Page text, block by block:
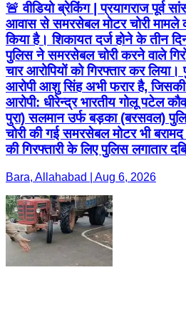
🚨 वीडियो ब्रेकिंग | प्रयागराज पूर्व
आवास से समरसेबल मोटर चोरी मामले
किया है। शिकायत दर्ज होने के तीन
पुलिस ने समरसेबल चोरी करने वाले
चार आरोपियों को गिरफ्तार कर
आरोपी आशु सिंह अभी फरार है, जिसकी
आरोपी: धीरेन्द्र भारतीय गोलू पटेल
पुरा) सलमान उर्फ बड़का (बरसवल)
चोरी की गई समरसेबल मोटर भी
की गिरफ्तारी के लिए पुलिस लगातार
Bara, Allahabad | Aug 6, 2026